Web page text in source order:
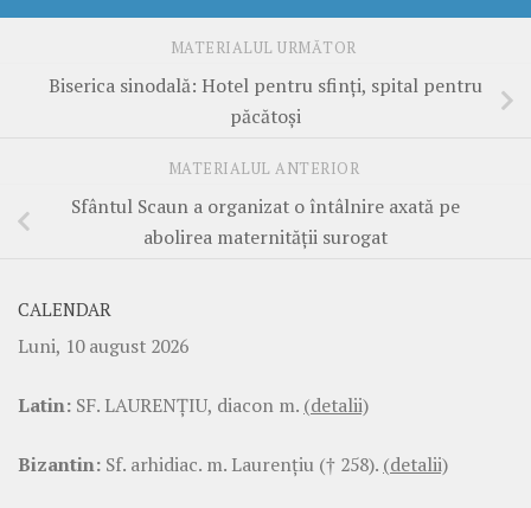
MATERIALUL URMĂTOR
Biserica sinodală: Hotel pentru sfinți, spital pentru
păcătoși
MATERIALUL ANTERIOR
Sfântul Scaun a organizat o întâlnire axată pe
abolirea maternității surogat
CALENDAR
Luni, 10 august 2026
Latin: SF. LAURENŢIU, diacon m. (detalii)
Bizantin: Sf. arhidiac. m. Laurenţiu († 258). (detalii)